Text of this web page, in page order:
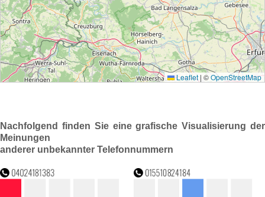
Nachfolgend finden Sie eine grafische Visualisierung der
Meinungen
anderer unbekannter Telefonnummern